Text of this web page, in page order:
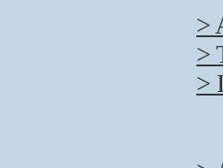
>
>
>